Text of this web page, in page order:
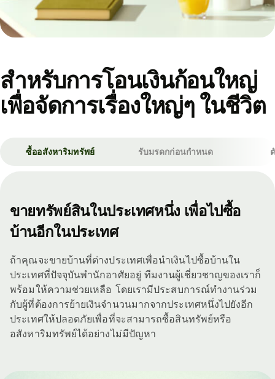
สำหรับการโอนเงินก้อนใหญ่
เพื่อจัดการเรื่องใหญ่ๆ ในชีวิต
ซื้ออสังหาริมทรัพย์ รับมรดกก่อนกำหนด
ขายทรัพย์สินในประเทศหนึ่ง เพื่อไปซื้อ
บ้านอีกในประเทศ
ถ้าคุณจะขายบ้านที่ต่างประเทศเพื่อนำเงินไปซื้อบ้านใน
ประเทศที่ปัจจุบันพำนักอาศัยอยู่ ทีมงานผู้เชี่ยวชาญของเราก็
พร้อมให้ความช่วยเหลือ โดยเรามีประสบการณ์ทำงานร่วม
กับผู้ที่ต้องการย้ายเงินจำนวนมากจากประเทศหนึ่งไปยังอีก
ประเทศให้ปลอดภัยเพื่อที่จะสามารถซื้อสินทรัพย์หรือ
อสังหาริมทรัพย์ได้อย่างไม่มีปัญหา